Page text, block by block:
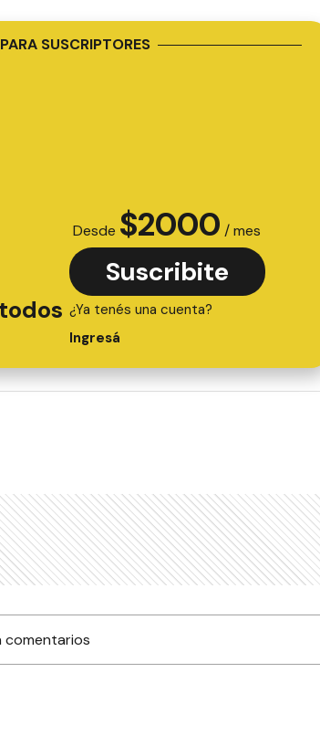
SUSCRIPTORES
Desde $2000 / mes
Suscribite
¿Ya tenés una cuenta?
Ingresá
comentarios